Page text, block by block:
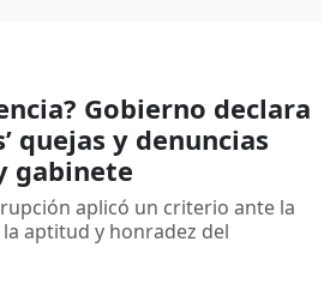
Gobierno declara
quejas y denuncias
gabinete
aplicó un criterio ante la
aptitud y honradez del